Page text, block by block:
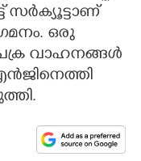
ഒരു
വാഹനങ്ങൾ